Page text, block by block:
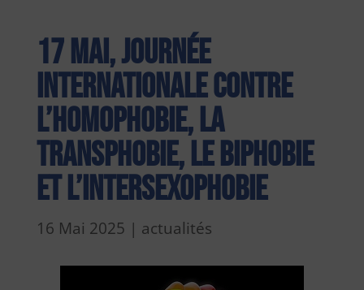
17 mai, journée
internationale contre
l’homophobie, la
transphobie, le biphobie
et l’intersexophobie
16 Mai 2025 | actualités